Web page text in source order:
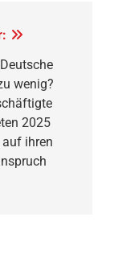
wenig?
2025
ihren